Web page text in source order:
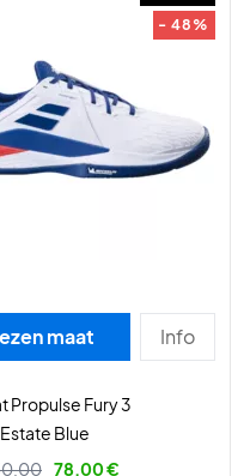
- 48%
maat Info
Propulse Fury 3
Blue
78,00 €